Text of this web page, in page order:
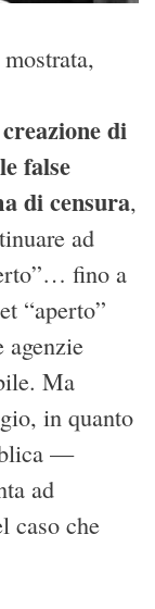
di
false
di censura,
ad
fino a
“aperto”
agenzie
Ma
in quanto
—
ad
caso che